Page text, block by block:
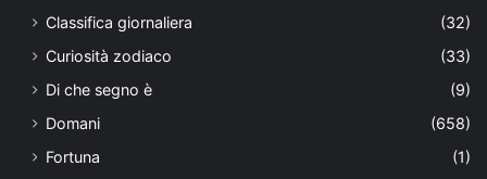
Classifica giornaliera
(32)
Curiosità zodiaco
(33)
Di che segno è
(9)
Domani
(658)
Fortuna
(1)